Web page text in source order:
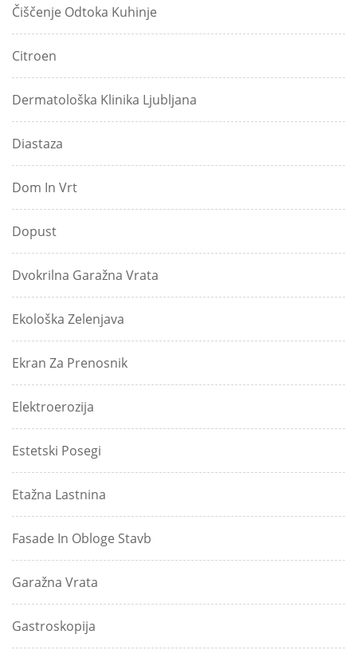
Čiščenje Odtoka Kuhinje
Citroen
Dermatološka Klinika Ljubljana
Diastaza
Dom In Vrt
Dopust
Dvokrilna Garažna Vrata
Ekološka Zelenjava
Ekran Za Prenosnik
Elektroerozija
Estetski Posegi
Etažna Lastnina
Fasade In Obloge Stavb
Garažna Vrata
Gastroskopija